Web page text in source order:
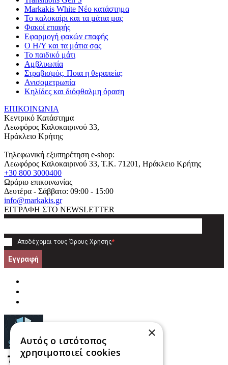
Markakis White Νέο κατάστημα
Το καλοκαίρι και τα μάτια μας
Φακοί επαφής
Εφαρμογή φακών επαφής
Ο Η/Υ και τα μάτια σας
Το παιδικό μάτι
Αμβλυωπία
Στραβισμός. Ποια η θεραπεία;
Ανισομετρωπία
Κηλίδες και διόφθαλμη όραση
ΕΠΙΚΟΙΝΩΝΙΑ
Κεντρικό Κατάστημα
Λεωφόρος Καλοκαιρινού 33,
Ηράκλειο Κρήτης
Τηλεφωνική εξυπηρέτηση e-shop:
Λεωφόρος Καλοκαιρινού 33, T.K. 71201, Ηράκλειο Κρήτης
+30 800 3000400
Ωράριο επικοινωνίας
Δευτέρα - Σάββατο: 09:00 - 15:00
info@markakis.gr
ΕΓΓΡΑΦΗ ΣΤΟ NEWSLETTER
Αποδέχομαι τους Όρους Χρήσης*
Εγγραφή
×
Αυτός ο ιστότοπος
χρησιμοποιεί cookies